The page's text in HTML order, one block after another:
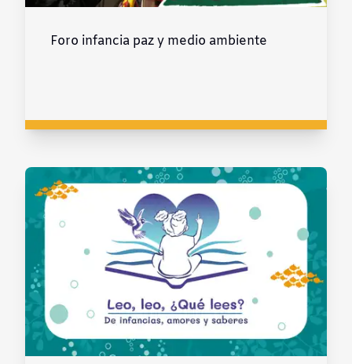
Foro infancia paz y medio ambiente